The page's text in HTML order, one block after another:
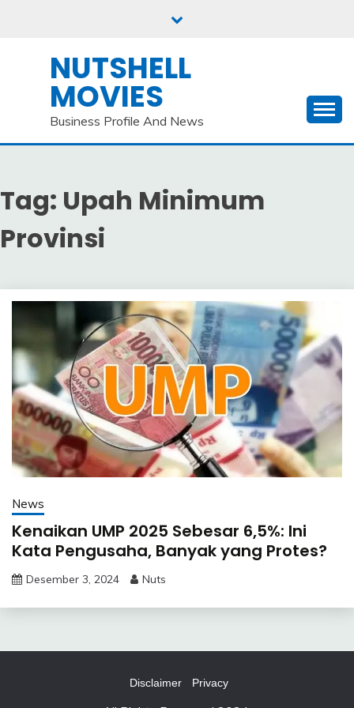
NUTSHELL
MOVIES
Business Profile And News
Tag: Upah Minimum
Provinsi
News
Kenaikan UMP 2025 Sebesar 6,5%: Ini
Kata Pengusaha, Banyak yang Protes?
Desember 3, 2024 Nuts
Disclaimer Privacy